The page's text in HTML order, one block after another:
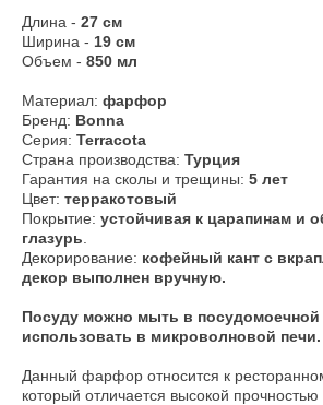
Длина - 27 см
Ширина - 19 см
Объем - 850 мл
Материал: фарфор
Бренд: Bonna
Серия: Terracota
Страна производства: Турция
Гарантия на сколы и трещины: 5 лет
Цвет: терракотовый
Покрытие: устойчивая к царапинам и
глазурь
Декорирование: кофейный кант c
декор выполнен вручную.
​Посуду можно мыть в
использовать в микроволновой печи.
Данный фарфор относится к
который отличается высокой прочностью